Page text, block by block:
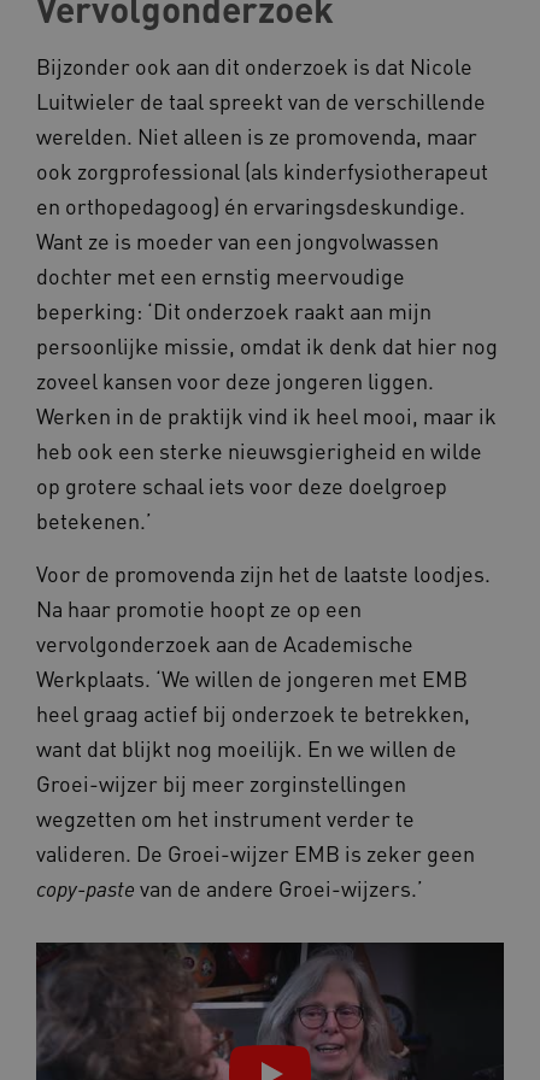
Bijzonder ook aan dit onderzoek is dat Nicole
Luitwieler de taal spreekt van de verschillende
werelden. Niet alleen is ze promovenda, maar
ook zorgprofessional (als kinderfysiotherapeut
en orthopedagoog) én ervaringsdeskundige.
Want ze is moeder van een jongvolwassen
dochter met een ernstig meervoudige
beperking: ‘Dit onderzoek raakt aan mijn
persoonlijke missie, omdat ik denk dat hier nog
zoveel kansen voor deze jongeren liggen.
Werken in de praktijk vind ik heel mooi, maar ik
heb ook een sterke nieuwsgierigheid en wilde
op grotere schaal iets voor deze doelgroep
betekenen.’
Voor de promovenda zijn het de laatste loodjes.
Na haar promotie hoopt ze op een
vervolgonderzoek aan de Academische
Werkplaats. ‘We willen de jongeren met EMB
heel graag actief bij onderzoek te betrekken,
want dat blijkt nog moeilijk. En we willen de
Groei-wijzer bij meer zorginstellingen
wegzetten om het instrument verder te
valideren. De Groei-wijzer EMB is zeker geen
copy-paste van de andere Groei-wijzers.’
__cf_bm
Cloudflare Inc.
BCSessionID vilans.blueconic.net
ARRAffinity
Microsoft Corporation
.www.kennispleingehandicaptensector.nl
CookieScriptConsent
CookieScript
www.kennispleingehandicaptensector.nl
AWSALBCORS
vilans.blueconic.net
AWSALBCORS
Amazon.com Inc.
a594.kennispleingehandicaptensector.nl
Google Privacy Policy